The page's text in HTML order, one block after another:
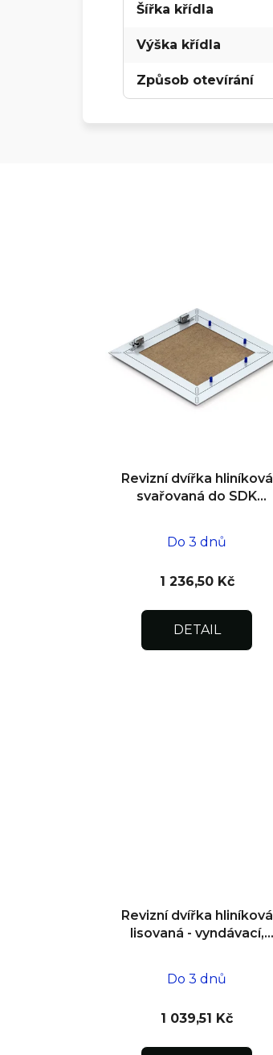
Šířka křídla
Výška křídla
Způsob otevírání
Revizní dvířka hliníková
svařovaná do SDK
Do 3 dnů
1 236,50 Kč
DETAIL
Revizní dvířka hliníková
lisovaná - vyndávací,
Do 3 dnů
1 039,51 Kč